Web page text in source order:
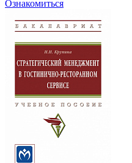
Ознакомиться